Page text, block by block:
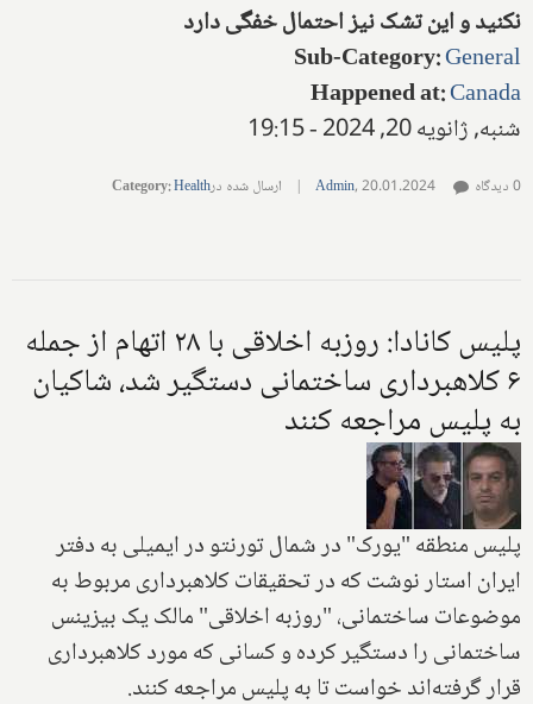
نکنید و این تشک نیز احتمال خفگی دارد
Sub-Category:General
Happened at:Canada
شنبه, ژانویه 20, 2024 - 19:15
Admin,20.01.2024
| ارسال شده در Category:Health 0 دیدگاه
پلیس کانادا: روزبه اخلاقی با ۲۸ اتهام از جمله
۶ کلاهبرداری ساختمانی دستگیر شد، شاکیان
به پلیس مراجعه کنند
پلیس منطقه "یورک" در شمال تورنتو در ایمیلی به دفتر
ایران استار نوشت که در تحقیقات کلاهبرداری مربوط به
موضوعات ساختمانی، "روزبه اخلاقی" مالک یک بیزینس
ساختمانی را دستگیر کرده و کسانی که مورد کلاهبرداری
قرار گرفته‌اند خواست تا به پلیس مراجعه کنند.